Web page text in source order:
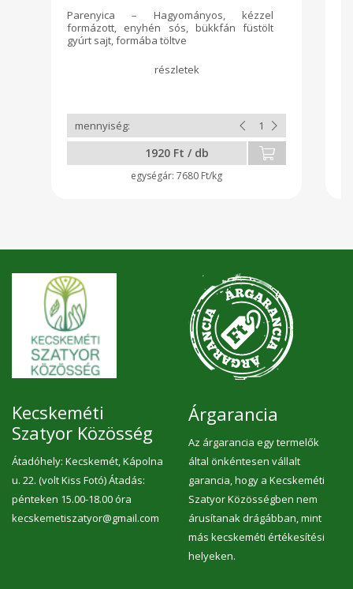
Parenyica – Hagyományos, kézzel
formázott, enyhén sós, bükkfán füstölt
gyúrt sajt, formába töltve
1920 Ft / db
7680 Ft/kg
Kecskeméti
Szatyor Közösség
Átadóhely: Kecskemét, Kápolna
u. 22. (volt Kiss Fotó) Átadás:
pénteken 15.00-18.00 óra
kecskemetiszatyor@gmail.com
Árgarancia
Az árgarancia egy termelők
által önkéntesen vállalt
garancia, hogy a Kecskeméti
Szatyor Közösségben nem
árusítanak drágábban, mint
más kecskeméti értékesítési
helyeken.